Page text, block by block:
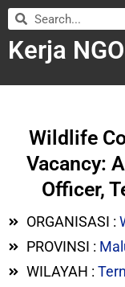
Kerja NGO
Wildlife
Vacancy:
Officer,
ORGANISASI :
PROVINSI :
WILAYAH :